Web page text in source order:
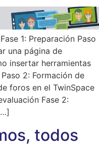
1: Preparación Paso
una página de
insertar herramientas
2: Formación de
foros en el TwinSpace
Fase 2:
todos